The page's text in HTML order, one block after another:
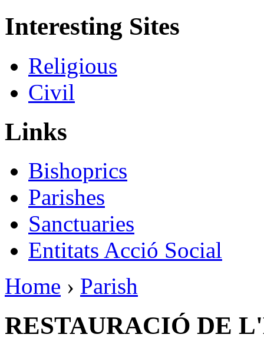
Interesting Sites
Religious
Civil
Links
Bishoprics
Parishes
Sanctuaries
Entitats Acció Social
Home › Parish
RESTAURACIÓ DE